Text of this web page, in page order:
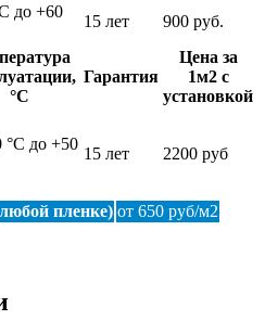
до +60
15 лет 900 руб.
°С
Гарантия
Цена за
1м2 с
установкой
°С до +50
15 лет 2200 руб
пленке) от 650 руб/м2